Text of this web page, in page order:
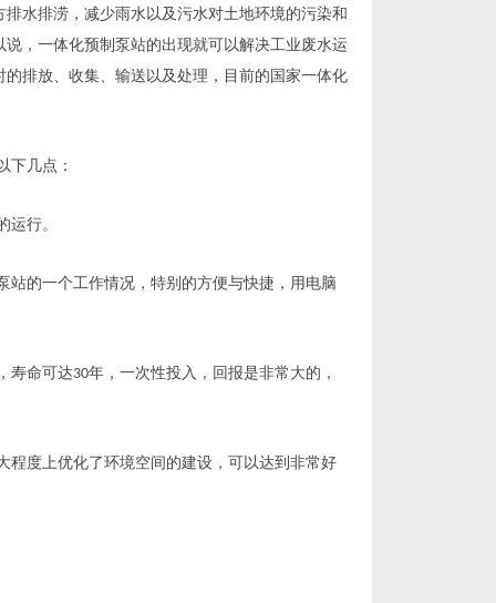
水排涝，减少雨水以及污水对土地环境的污染和
，一体化预制泵站的出现就可以解决工业废水运
的排放、 收集、 输送以及处理 ， 目前的国家一体化
下几点 ：
运行。
站的一个工作情况，特别的方便与快捷，用电脑
寿命可达30年，一次性投入，回报是非常大的，
程度上优化了环境空间的建设，可以达到非常好